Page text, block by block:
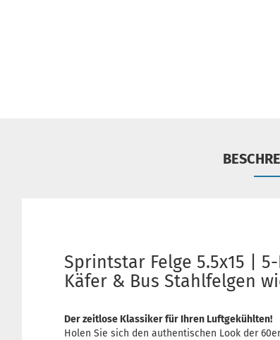
Sprintstar Felge 5.5x15 |
Käfer & Bus Stahlfelgen
Der zeitlose Klassiker für Ihren Luftgekühlten!
Holen Sie sich den authentischen Look der